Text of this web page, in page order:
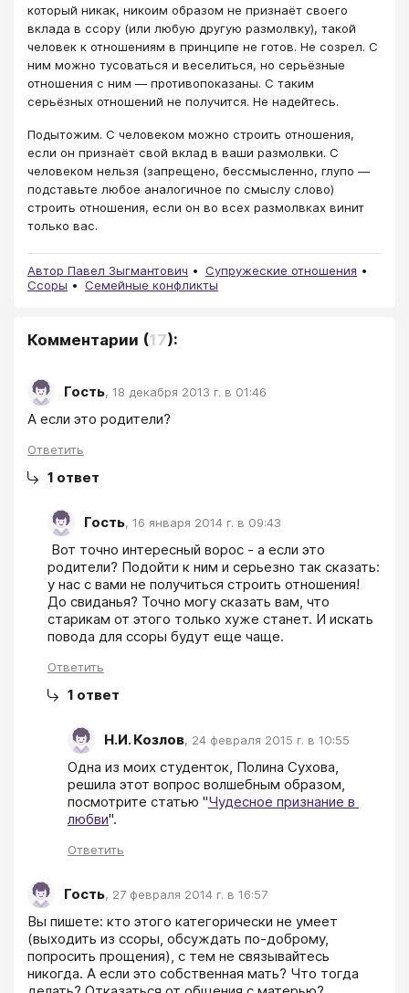
который никак, никоим образом не признаёт своего
вклада в ссору (или любую другую размолвку), такой
человек к отношениям в принципе не готов. Не созрел. С
ним можно тусоваться и веселиться, но серьёзные
отношения с ним — противопоказаны. С таким
серьёзных отношений не получится. Не надейтесь.
Подытожим. С человеком можно строить отношения,
если он признаёт свой вклад в ваши размолвки. С
человеком нельзя (запрещено, бессмысленно, глупо —
подставьте любое аналогичное по смыслу слово)
строить отношения, если он во всех размолвках винит
только вас.
Автор Павел Зыгмантович
Супружеские отношения
Ссоры
Семейные конфликты
Комментарии (17):
Гость, 18 декабря 2013 г. в 01:46
А если это родители?
Ответить
1 ответ
Гость, 16 января 2014 г. в 09:43
родители? Подойти к ним и серьезно так сказать:
у нас с вами не получиться строить отношения!
До свиданья? Точно могу сказать вам, что
старикам от этого только хуже станет. И искать
повода для ссоры будут еще чаще.
Ответить
1 ответ
Н.И. Козлов, 24 февраля 2015 г. в 10:55
Одна из моих студенток, Полина Сухова,
решила этот вопрос волшебным образом,
посмотрите статью "Чудесное признание в
любви".
Ответить
Гость, 27 февраля 2014 г. в 16:57
Вы пишете: кто этого категорически не умеет
(выходить из ссоры, обсуждать по-доброму,
попросить прощения), с тем не связывайтесь
никогда. А если это собственная мать? Что тогда